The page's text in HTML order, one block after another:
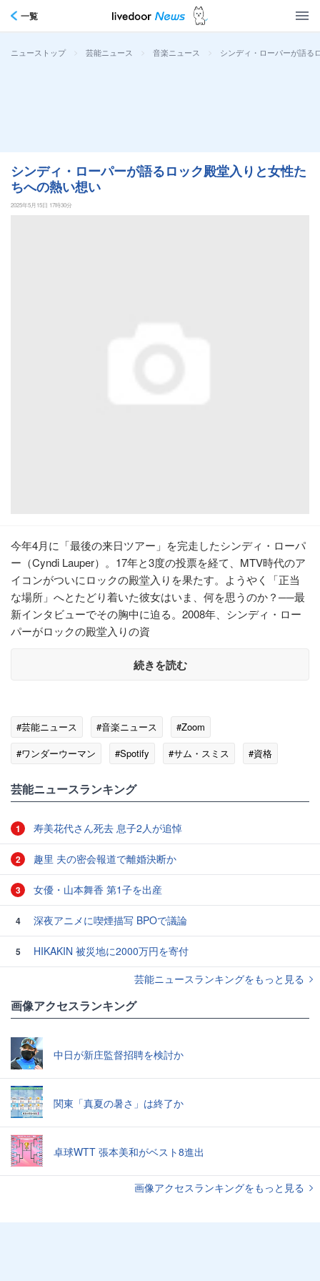
一覧
ニューストップ > 芸能ニュース > 音楽ニュース > シンディ・ローパーが語る
シンディ・ローパーが語るロック殿堂入りと女性た
ちへの熱い想い
2025年5月15日 17時30分
今年4月に「最後の来日ツアー」を完走したシンディ・ローパ
ー（Cyndi Lauper）。17年と3度の投票を経て、MTV時代のア
イコンがついにロックの殿堂入りを果たす。ようやく「正当
な場所」へとたどり着いた彼女はいま、何を思うのか？──最
新インタビューでその胸中に迫る。2008年、シンディ・ロー
パーがロックの殿堂入りの資
続きを読む
#芸能ニュース #音楽ニュース
#Zoom
#ワンダーウーマン
#Spotify #サム・スミス
#資格
芸能ニュースランキング
1 寿美花代さん死去 息子2人が追悼
2 趣里 夫の密会報道で離婚決断か
3 女優・山本舞香 第1子を出産
4 深夜アニメに喫煙描写 BPOで議論
5
HIKAKIN 被災地に2000万円を寄付
芸能ニュースランキングをもっと見る
画像アクセスランキング
中日が新庄監督招聘を検討か
関東「真夏の暑さ」は終了か
卓球WTT 張本美和がベスト8進出
画像アクセスランキングをもっと見る